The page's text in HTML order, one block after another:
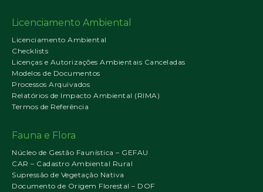
Licenciamento Ambiental
Licenciamento Ambiental
Checklists
Licenças e Autorizações Ambientais Canceladas
Modelos de Documentos
Processos Arquivados
Relatórios de Impacto Ambiental (RIMA)
Termos de Referência
Fauna e Flora
Núcleo de Gestão Faunística – GEFAU
CAR – Cadastro Ambiental Rural
Supressão de Vegetação Nativa
Documento de Origem Florestal – DOF